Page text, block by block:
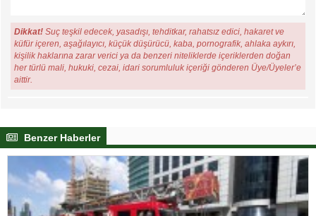
Dikkat! Suç teşkil edecek, yasadışı, tehditkar, rahatsız edici, hakaret ve
küfür içeren, aşağılayıcı, küçük düşürücü, kaba, pornografik, ahlaka aykırı,
kişilik haklarına zarar verici ya da benzeri niteliklerde içeriklerden doğan
her türlü mali, hukuki, cezai, idari sorumluluk içeriği gönderen Üye/Üyeler’e
aittir.
Benzer Haberler